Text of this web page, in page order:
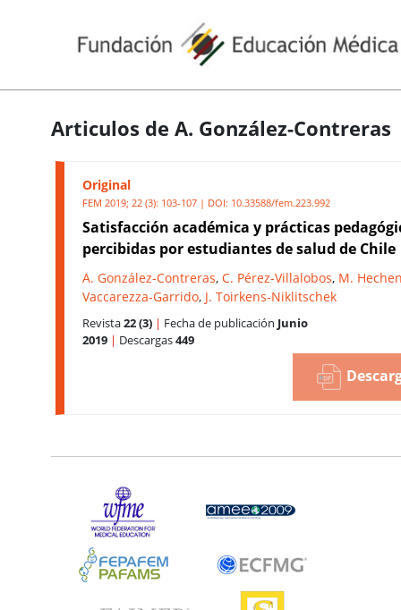
Articulos de A. González-Contreras
Original
FEM 2019; 22 (3): 103-107 | DOI: 10.33588/fem.223.992
Satisfacción académica y prácticas
percibidas por estudiantes de salud de Chile
A. González-Contreras, C. Pérez-Villalobos, M.
Vaccarezza-Garrido, J. Toirkens-Niklitschek
Revista22 (3) | Fecha de publicación Junio
2019 | Descargas449